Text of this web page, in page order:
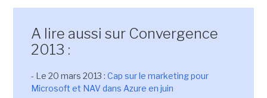
A lire aussi sur Convergence
2013 :
- Le 20 mars 2013 : Cap sur le marketing pour
Microsoft et NAV dans Azure en juin